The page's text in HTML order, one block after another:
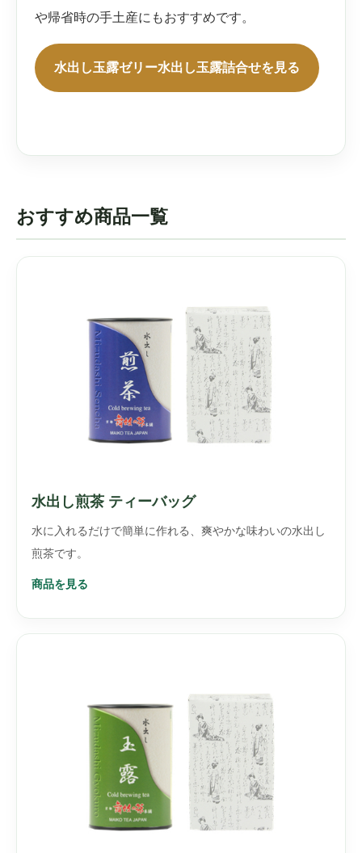
や帰省時の手土産にもおすすめです。
水出し玉露ゼリー水出し玉露詰合せを見る
おすすめ商品一覧
水出し煎茶 ティーバッグ
水に入れるだけで簡単に作れる、爽やかな味わいの水出し
煎茶です。
商品を見る